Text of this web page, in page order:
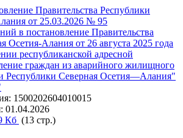
Правительства Республики
от 25.03.2026 № 95
в постановление Правительства
Осетия-Алания от 26 августа 2025 года
республиканской адресной
граждан из аварийного жилищного
Республики Северная Осетия—Алания"
1500202604010015
01.04.2026
Кб (13 стр.)